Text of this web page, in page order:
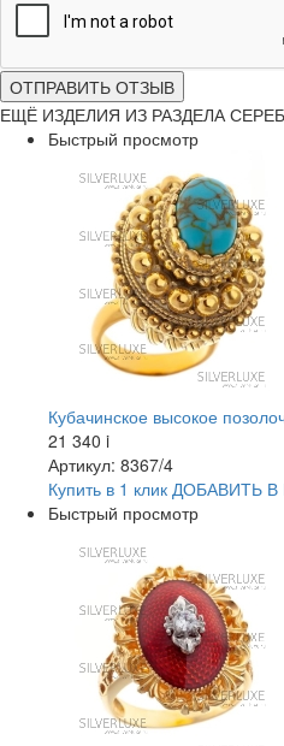
ОТПРАВИТЬ ОТЗЫВ
ЕЩЁ ИЗДЕЛИЯ ИЗ РАЗДЕЛА
Быстрый просмотр
Кубачинское высокое
21 340 i
Артикул: 8367/4
Купить в 1 клик ДОБАВИТЬ В
Быстрый просмотр